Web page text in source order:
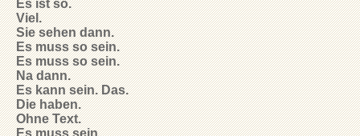
Es ist so.
Viel.
Sie sehen dann.
Es muss so sein.
Es muss so sein.
Na dann.
Es kann sein. Das.
Die haben.
Ohne Text.
Es muss sein.